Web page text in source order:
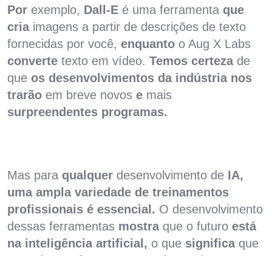
Por exemplo, Dall-E é uma ferramenta que
criaimagens a partir de descrições de texto
fornecidas por você, enquanto o Aug X Labs
converte texto em vídeo. Temos certeza de
que os desenvolvimentos da indústria nos
trarão em breve novos e mais
surpreendentes programas.
Mas para qualquer desenvolvimento de IA,
uma ampla variedade de treinamentos
profissionais é essencial. O desenvolvimento
dessas ferramentas mostraque o futuro está
na inteligência artificial, o que significaque